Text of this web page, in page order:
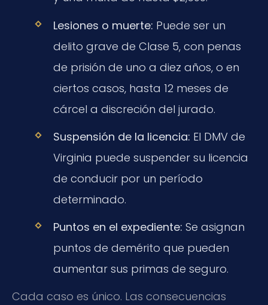
Lesiones o muerte: Puede ser un
delito grave de Clase 5, con penas
de prisión de uno a diez años, o en
ciertos casos, hasta 12 meses de
cárcel a discreción del jurado.
Suspensión de la licencia: El DMV de
Virginia puede suspender su licencia
de conducir por un período
determinado.
Puntos en el expediente: Se asignan
puntos de demérito que pueden
aumentar sus primas de seguro.
Cada caso es único. Las consecuencias